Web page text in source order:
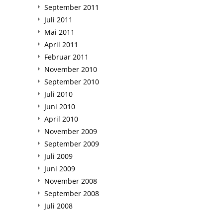
September 2011
Juli 2011
Mai 2011
April 2011
Februar 2011
November 2010
September 2010
Juli 2010
Juni 2010
April 2010
November 2009
September 2009
Juli 2009
Juni 2009
November 2008
September 2008
Juli 2008